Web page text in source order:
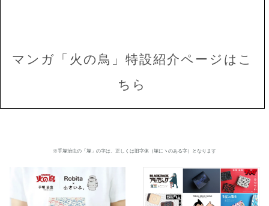
マンガ「火の鳥」特設紹介ページはこ
ちら
※手塚治虫の「塚」の字は、正しくは旧字体（塚にヽのある字）となります